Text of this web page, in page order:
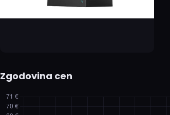
Zgodovina cen